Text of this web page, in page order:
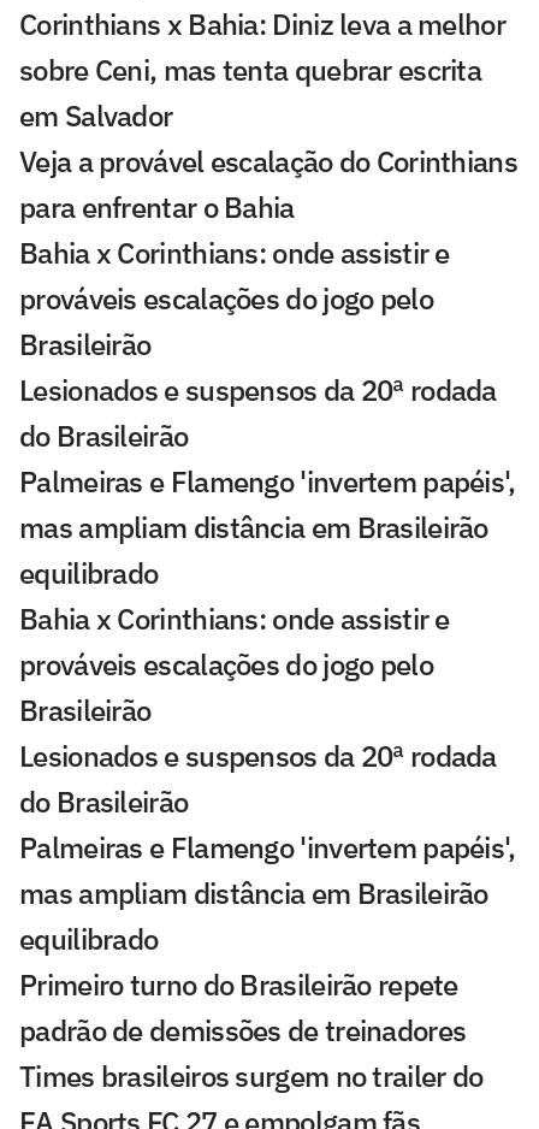
Corinthians x Bahia: Diniz leva a melhor
sobre Ceni, mas tenta quebrar escrita
em Salvador
Veja a provável escalação do Corinthians
para enfrentar o Bahia
Bahia x Corinthians: onde assistir e
prováveis escalações do jogo pelo
Brasileirão
Lesionados e suspensos da 20ª rodada
do Brasileirão
Palmeiras e Flamengo 'invertem papéis',
mas ampliam distância em Brasileirão
equilibrado
Bahia x Corinthians: onde assistir e
prováveis escalações do jogo pelo
Brasileirão
Lesionados e suspensos da 20ª rodada
do Brasileirão
Palmeiras e Flamengo 'invertem papéis',
mas ampliam distância em Brasileirão
equilibrado
Primeiro turno do Brasileirão repete
padrão de demissões de treinadores
Times brasileiros surgem no trailer do